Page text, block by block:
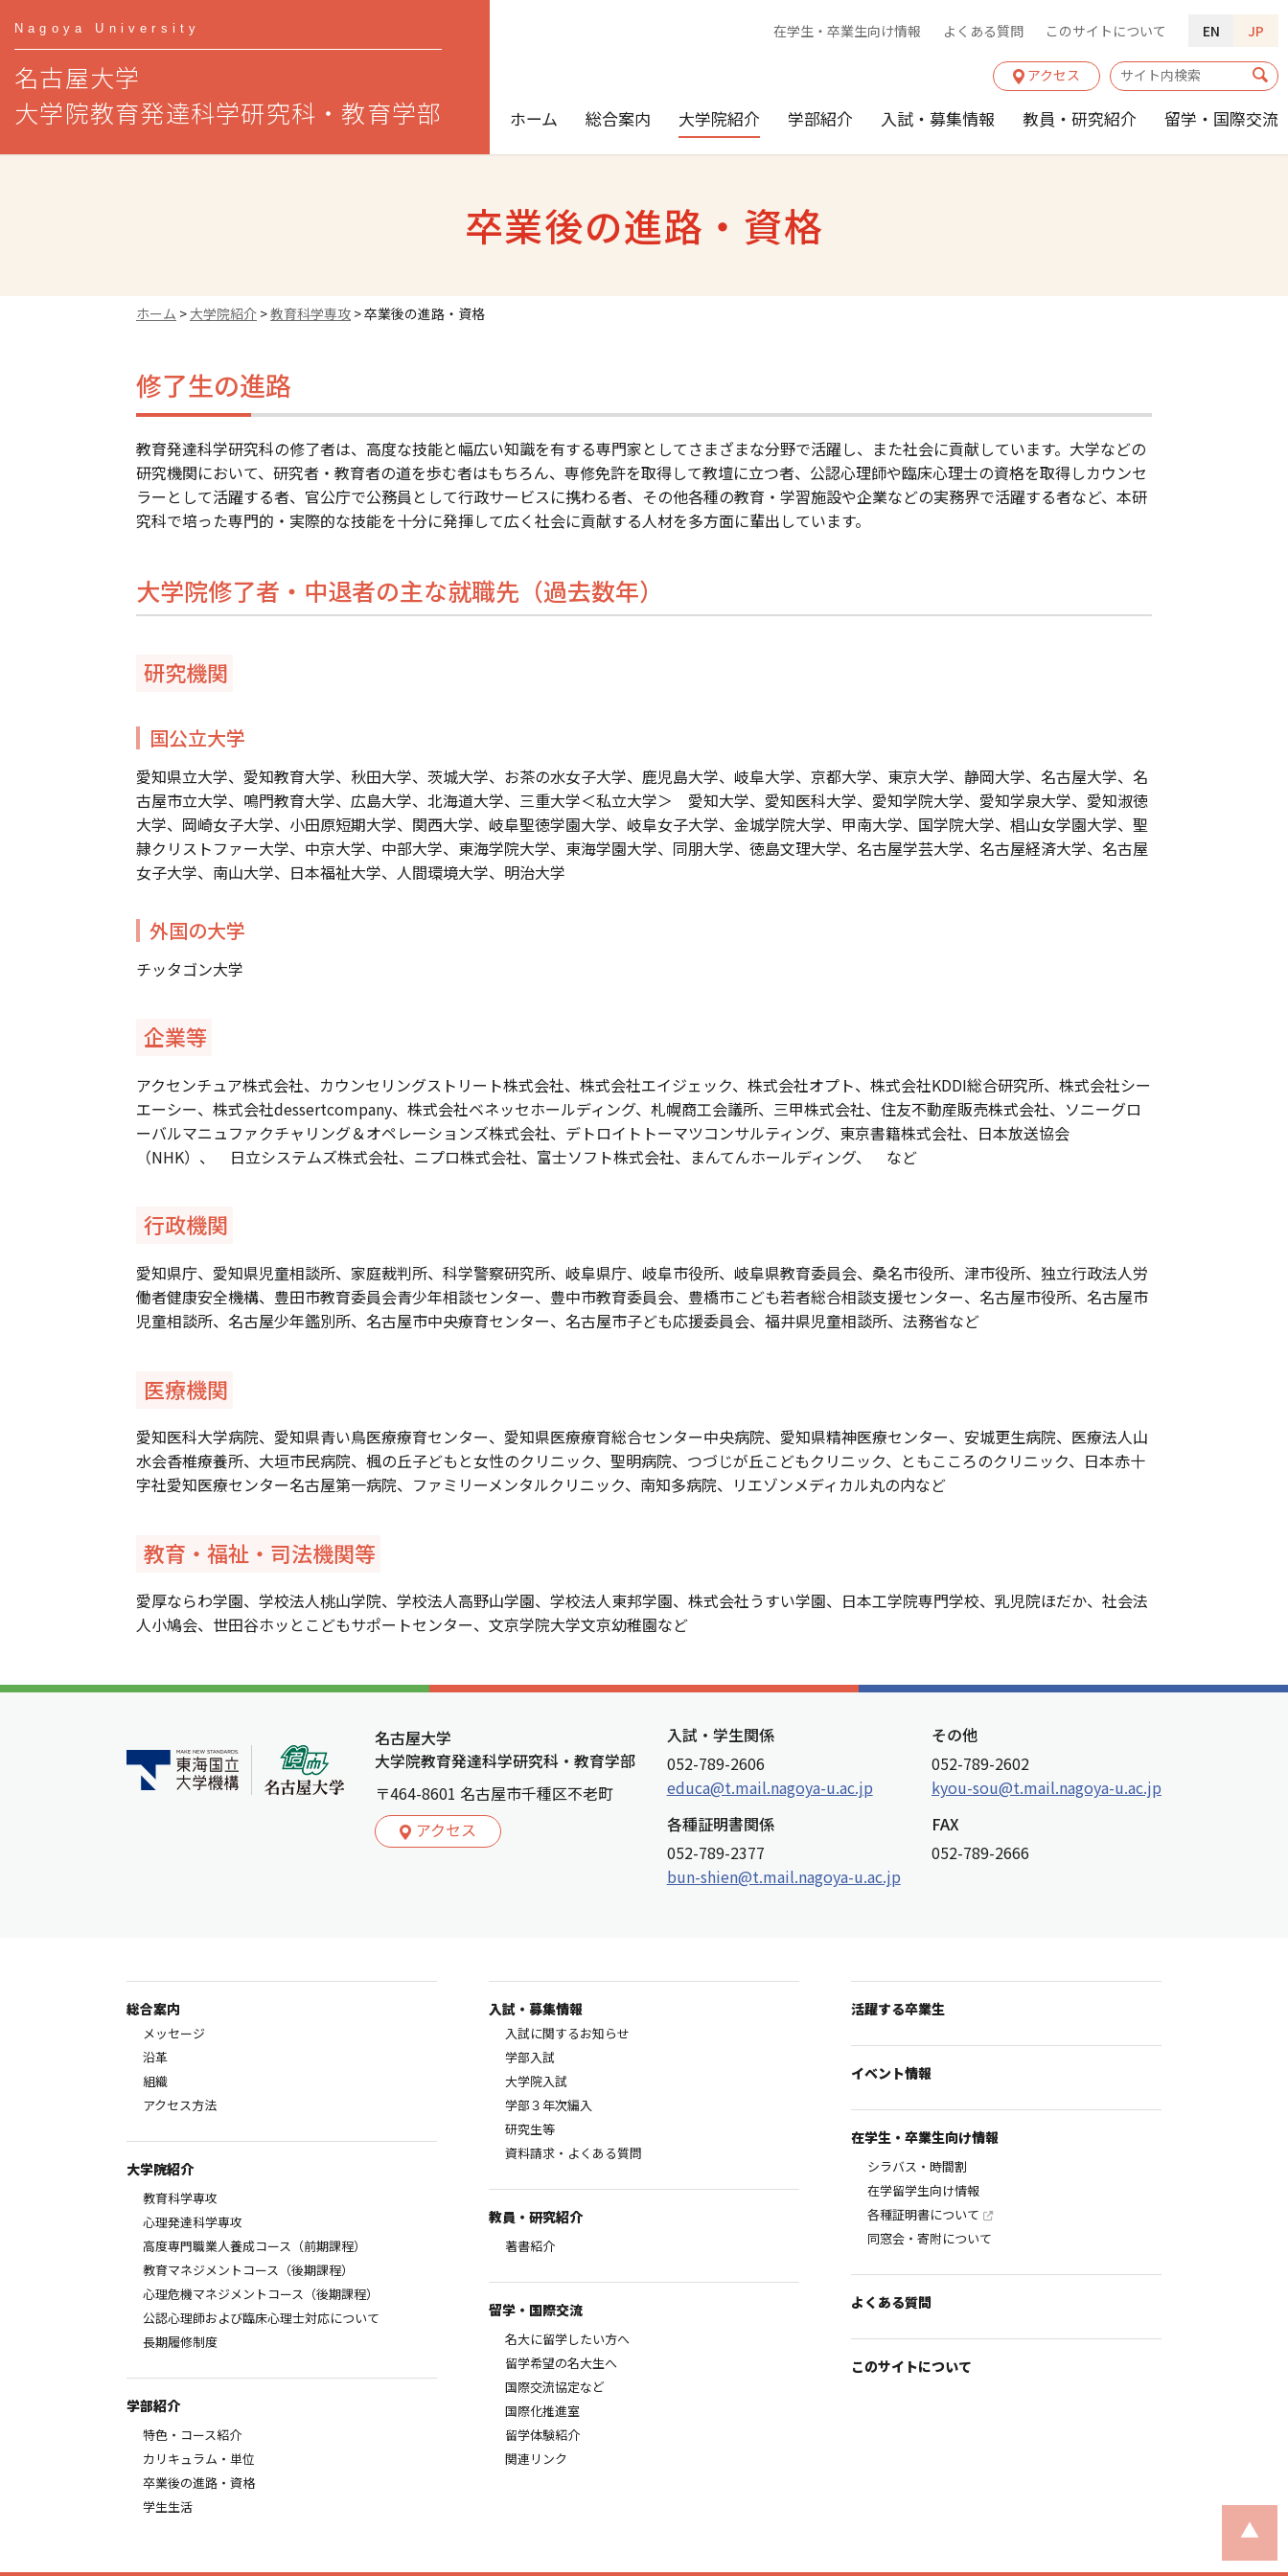
Nagoya University
名古屋大学
大学院教育発達科学研究科・教育学部
ホーム 総合案内 大学院紹介 学部紹介 入試・募集情報 教員・研究紹介 留学・国際交流
アクセス
在学生・卒業生向け情報 よくある質問 このサイトについて EN JP
卒業後の進路・資格
ホーム > 大学院紹介 >教育科学専攻 >卒業後の進路・資格
修了生の進路
教育発達科学研究科の修了者は、高度な技能と幅広い知識を有する専門家としてさまざまな分野で活躍し、また社会に貢献しています。大学などの
研究機関において、研究者・教育者の道を歩む者はもちろん、専修免許を取得して教壇に立つ者、公認心理師や臨床心理士の資格を取得しカウンセ
ラーとして活躍する者、官公庁で公務員として行政サービスに携わる者、その他各種の教育・学習施設や企業などの実務界で活躍する者など、本研
究科で培った専門的・実際的な技能を十分に発揮して広く社会に貢献する人材を多方面に輩出しています。
大学院修了者・中退者の主な就職先（過去数年）
研究機関
国公立大学
愛知県立大学、愛知教育大学、秋田大学、茨城大学、お茶の水女子大学、鹿児島大学、岐阜大学、京都大学、東京大学、静岡大学、名古屋大学、名
古屋市立大学、鳴門教育大学、広島大学、北海道大学、三重大学＜私立大学＞ 愛知大学、愛知医科大学、愛知学院大学、愛知学泉大学、愛知淑徳
大学、岡崎女子大学、小田原短期大学、関西大学、岐阜聖徳学園大学、岐阜女子大学、金城学院大学、甲南大学、国学院大学、椙山女学園大学、聖
隷クリストファー大学、中京大学、中部大学、東海学院大学、東海学園大学、同朋大学、徳島文理大学、名古屋学芸大学、名古屋経済大学、名古屋
女子大学、南山大学、日本福祉大学、人間環境大学、明治大学
外国の大学
チッタゴン大学
企業等
アクセンチュア株式会社、カウンセリングストリート株式会社、株式会社エイジェック、株式会社オプト、株式会社KDDI総合研究所、株式会社シー
エーシー、株式会社dessertcompany、株式会社ベネッセホールディング、札幌商工会議所、三甲株式会社、住友不動産販売株式会社、ソニーグロ
ーバルマニュファクチャリング＆オペレーションズ株式会社、デトロイトトーマツコンサルティング、東京書籍株式会社、日本放送協会
（NHK）、 日立システムズ株式会社、ニプロ株式会社、富士ソフト株式会社、まんてんホールディング、 など
行政機関
愛知県庁、愛知県児童相談所、家庭裁判所、科学警察研究所、岐阜県庁、岐阜市役所、岐阜県教育委員会、桑名市役所、津市役所、独立行政法人労
働者健康安全機構、豊田市教育委員会青少年相談センター、豊中市教育委員会、豊橋市こども若者総合相談支援センター、名古屋市役所、名古屋市
児童相談所、名古屋少年鑑別所、名古屋市中央療育センター、名古屋市子ども応援委員会、福井県児童相談所、法務省など
医療機関
愛知医科大学病院、愛知県青い鳥医療療育センター、愛知県医療療育総合センター中央病院、愛知県精神医療センター、安城更生病院、医療法人山
水会香椎療養所、大垣市民病院、楓の丘子どもと女性のクリニック、聖明病院、つづじが丘こどもクリニック、ともこころのクリニック、日本赤十
字社愛知医療センター名古屋第一病院、ファミリーメンタルクリニック、南知多病院、リエゾンメディカル丸の内など
教育・福祉・司法機関等
愛厚ならわ学園、学校法人桃山学院、学校法人高野山学園、学校法人東邦学園、株式会社うすい学園、日本工学院専門学校、乳児院ほだか、社会法
人小鳩会、世田谷ホッとこどもサポートセンター、文京学院大学文京幼稚園など
名古屋大学
大学院教育発達科学研究科・教育学部
〒464-8601 名古屋市千種区不老町
アクセス
入試・学生関係
052-789-2606
educa@t.mail.nagoya-u.ac.jp
各種証明書関係
052-789-2377
bun-shien@t.mail.nagoya-u.ac.jp
その他
052-789-2602
kyou-sou@t.mail.nagoya-u.ac.jp
FAX
052-789-2666
総合案内
メッセージ
沿革
組織
アクセス方法
大学院紹介
教育科学専攻
心理発達科学専攻
高度専門職業人養成コース（前期課程）
教育マネジメントコース（後期課程）
心理危機マネジメントコース（後期課程）
公認心理師および臨床心理士対応について
長期履修制度
学部紹介
特色・コース紹介
カリキュラム・単位
卒業後の進路・資格
学生生活
入試・募集情報
入試に関するお知らせ
学部入試
大学院入試
学部３年次編入
研究生等
資料請求・よくある質問
教員・研究紹介
著書紹介
留学・国際交流
名大に留学したい方へ
留学希望の名大生へ
国際交流協定など
国際化推進室
留学体験紹介
関連リンク
活躍する卒業生
イベント情報
在学生・卒業生向け情報
シラバス・時間割
在学留学生向け情報
各種証明書について
同窓会・寄附について
よくある質問
このサイトについて